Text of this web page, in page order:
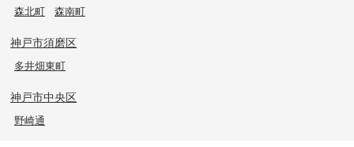
森北町
森南町
神戸市須磨区
多井畑東町
神戸市中央区
野崎通